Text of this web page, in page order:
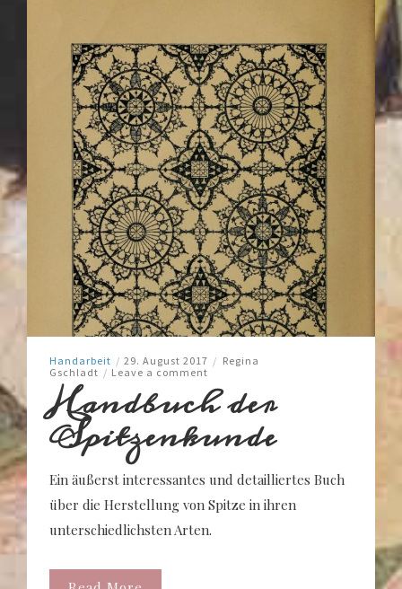
Handarbeit / 29. August 2017 / Regina
Gschladt / Leave a comment
Handbuch der
Spitzenkunde
Ein äußerst interessantes und detailliertes Buch
über die Herstellung von Spitze in ihren
unterschiedlichsten Arten.